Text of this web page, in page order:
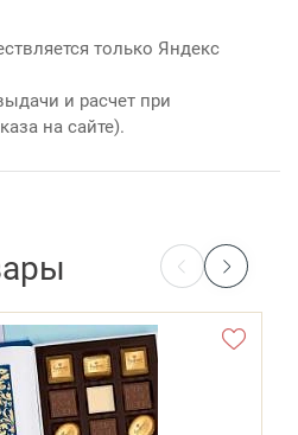
только Яндекс
и расчет при
на сайте).